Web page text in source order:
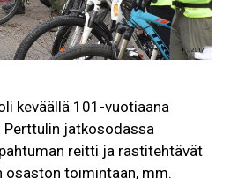
keväällä 101-vuotiaana
Perttulin jatkosodassa
reitti ja rastitehtävät
osaston toimintaan, mm.